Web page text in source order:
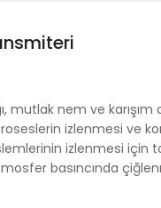
mutlak nem ve
izlenmesi ve
izlenmesi için
basıncında